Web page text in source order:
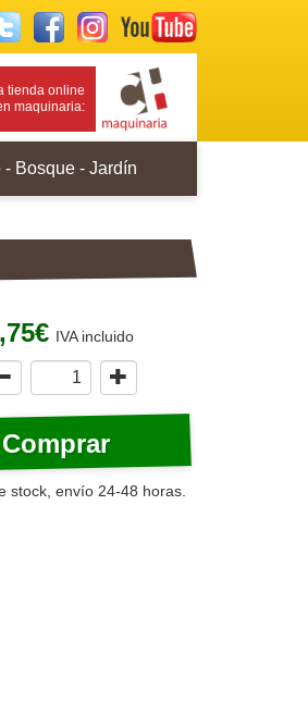
Twitter FacebookInstagram
tienda online
maquinaria:
- Bosque - Jardín
IVA incluido
stock, envío 24-48 horas.